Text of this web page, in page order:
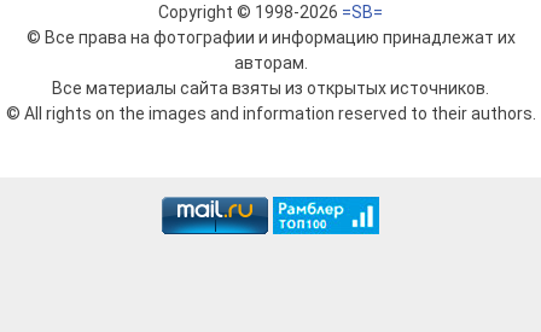
Copyright © 1998-2026 =SB=
© Все права на фотографии и информацию принадлежат их
авторам.
Все материалы сайта взяты из открытых источников.
© All rights on the images and information reserved to their authors.